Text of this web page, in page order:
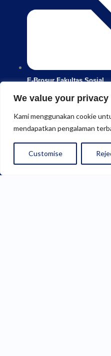
We value your privacy
Kami menggunakan cookie
mendapatkan pengalaman
Customise
E-Brosur Fakultas Sosial